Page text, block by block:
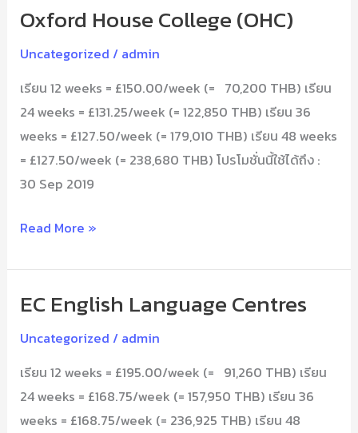
Oxford House College (OHC)
Uncategorized / admin
เรียน 12 weeks = £150.00/week (= 70,200 THB) เรียน
24 weeks = £131.25/week (= 122,850 THB) เรียน 36
weeks = £127.50/week (= 179,010 THB) เรียน 48 weeks
= £127.50/week (= 238,680 THB) โปรโมชั่นนี้ใช้ได้ถึง :
30 Sep 2019
Oxford
College
(OHC)
Read More »
EC English Language Centres
Uncategorized / admin
เรียน 12 weeks = £195.00/week (= 91,260 THB) เรียน
24 weeks = £168.75/week (= 157,950 THB) เรียน 36
weeks = £168.75/week (= 236,925 THB) เรียน 48
EC
Language
Centres